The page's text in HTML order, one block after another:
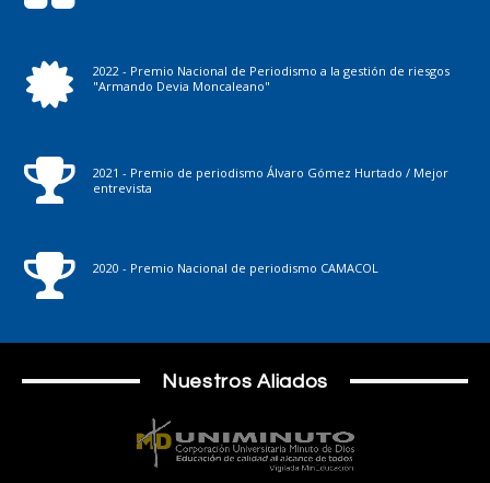
2022 - Premio Nacional de Periodismo a la gestión de riesgos
"Armando Devia Moncaleano"
2021 - Premio de periodismo Álvaro Gómez Hurtado / Mejor
entrevista
2020 - Premio Nacional de periodismo CAMACOL
Nuestros Aliados